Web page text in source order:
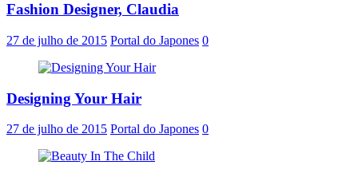
Fashion Designer, Claudia
27 de julho de 2015 Portal do Japones 0
Designing Your Hair
27 de julho de 2015 Portal do Japones 0